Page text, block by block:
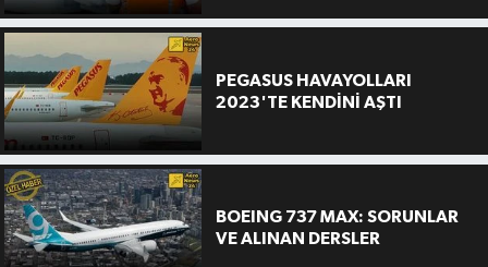
PEGASUS HAVAYOLLARI
2023'TE KENDİNİ AŞTI
BOEING 737 MAX: SORUNLAR
VE ALINAN DERSLER